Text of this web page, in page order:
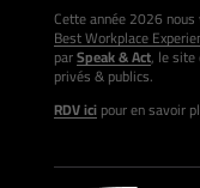
Cette année 2026
Best Workplace
parSpeak & Act, le site
privés & publics.
RDV icipour en savoir